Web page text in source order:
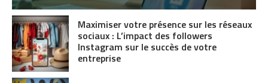
Maximiser votre présence sur les réseaux
sociaux : L’impact des followers
Instagram sur le succès de votre
entreprise